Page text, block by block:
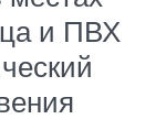
и ПВХ